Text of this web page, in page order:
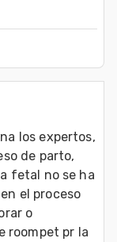
los expertos,
de parto,
fetal no se ha
el proceso
o
roompet pr la